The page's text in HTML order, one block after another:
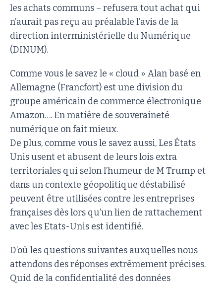
les achats communs – refusera tout achat qui
n’aurait pas reçu au préalable l’avis de la
direction interministérielle du Numérique
(DINUM).
Comme vous le savez le « cloud » Alan basé en
Allemagne (Francfort) est une division du
groupe américain de commerce électronique
Amazon…. En matière de souveraineté
numérique on fait mieux.
De plus, comme vous le savez aussi, Les États
Unis usent et abusent de leurs lois extra
territoriales qui selon l’humeur de M Trump et
dans un contexte géopolitique déstabilisé
peuvent être utilisées contre les entreprises
françaises dès lors qu’un lien de rattachement
avec les Etats-Unis est identifié.
D’où les questions suivantes auxquelles nous
attendons des réponses extrêmement précises.
Quid de la confidentialité des données